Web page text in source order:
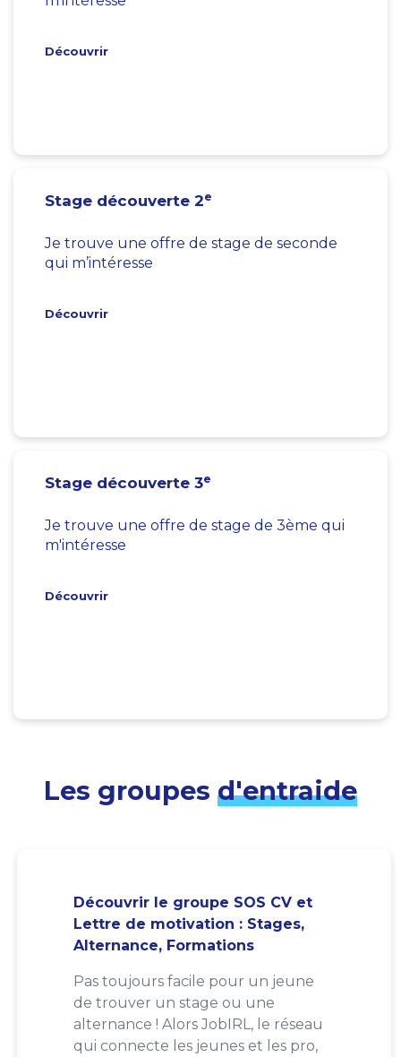
Découvrir
Stage découverte 2e
Je trouve une offre de stage de seconde
qui m’intéresse
Découvrir
Stage découverte 3e
Je trouve une offre de stage de 3ème qui
m'intéresse
Découvrir
Les groupes d'entraide
Découvrir le groupe SOS CV et
Lettre de motivation : Stages,
Alternance, Formations
Pas toujours facile pour un jeune
de trouver un stage ou une
alternance ! Alors JobIRL, le réseau
qui connecte les jeunes et les pro,